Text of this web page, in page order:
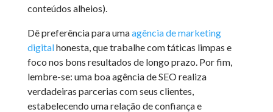
conteúdos alheios).
Dê preferência para umaagência de marketing
digitalhonesta, que trabalhe com táticas limpas e
foco nos bons resultados de longo prazo. Por fim,
lembre-se: uma boa agência de SEO realiza
verdadeiras parcerias com seus clientes,
estabelecendo uma relação de confiança e